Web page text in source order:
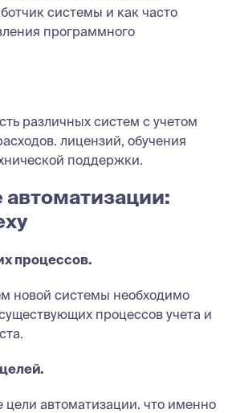
системы и как часто
программного
различных систем с учетом
лицензий, обучения
поддержки.
автоматизации:
процессов.
новой системы необходимо
процессов учета и
цели автоматизации. что именно